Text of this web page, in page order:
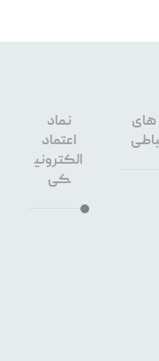
های
نماد
اعتماد
الکترونی
کی